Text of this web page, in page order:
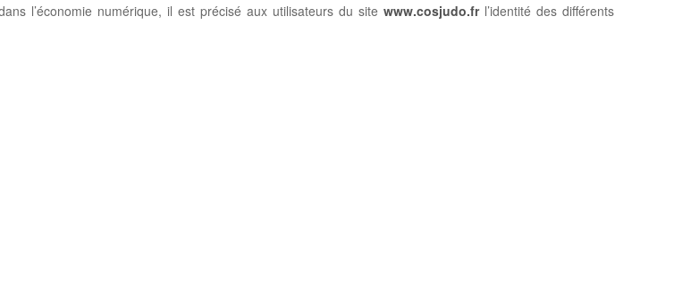
l’économie numérique, il est précisé aux utilisateurs du sitewww.cosjudo.frl’identité des différents